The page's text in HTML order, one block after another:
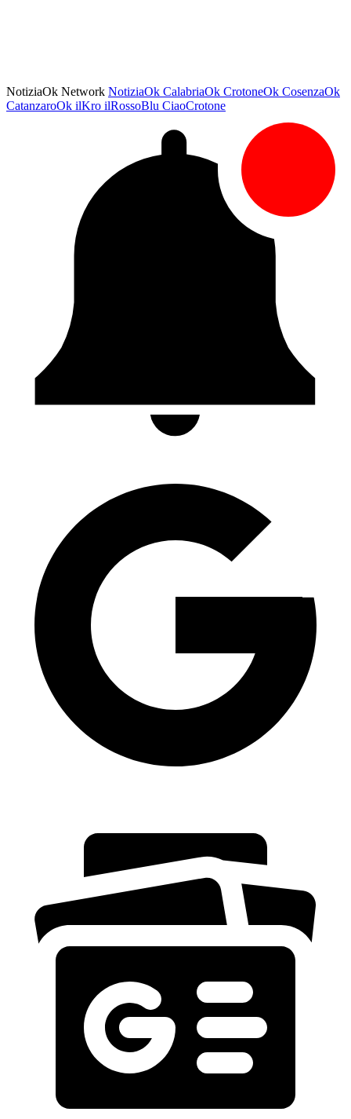
NotiziaOk Network NotiziaOk CalabriaOk CrotoneOk CosenzaOk
CatanzaroOk ilKro ilRossoBlu CiaoCrotone